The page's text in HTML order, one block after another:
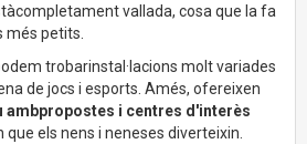
vallada, cosa que la fa
més petits.
trobarinstal·lacions molt variades
de jocs i esports. Amés, ofereixen
ambpropostes i centres d'interès
que els nens i neneses diverteixin.